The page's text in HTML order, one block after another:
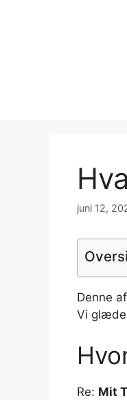
juni 12,
Denne
Vi
Re: Mit